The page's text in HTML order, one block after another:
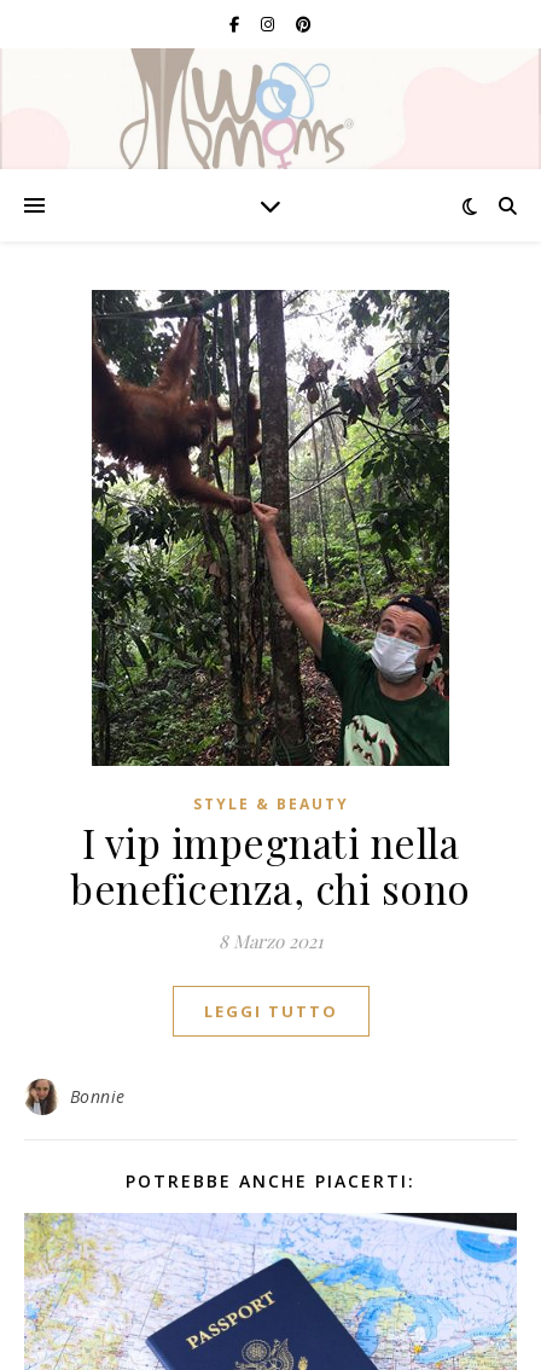
STYLE & BEAUTY
I vip impegnati nella
beneficenza, chi sono
8 Marzo 2021
LEGGI TUTTO
Bonnie
POTREBBE ANCHE PIACERTI: